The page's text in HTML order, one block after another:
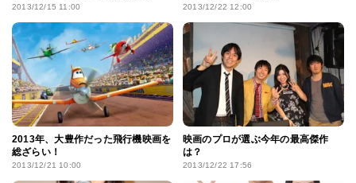
2013/12/15 11:00 2013/12/22 12:00
2013年、大豊作だった飛行機映画を
総ざらい！
2013/12/21 10:00
映画のプロが選ぶ今年の最高傑作
は？
2013/12/22 17:56